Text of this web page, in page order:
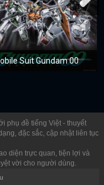
Suit Gundam 00
phụ đề tiếng Việt - thuyết
đặc sắc, cập nhật liên tục
diện trực quan, tiện lợi và
vời cho người dùng.